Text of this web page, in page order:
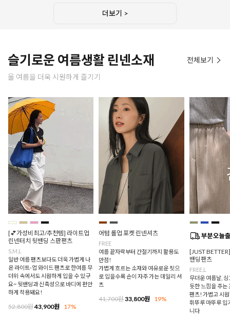
더보기 >
슬기로운 여름생활 린넨소재
올 여름을 더욱 시원하게 즐기기
전체보기
[💕가성비최고/추천템] 라이트업
린넨터치 뒷밴딩 스판팬츠
S,M,L
일반 여름 팬츠보다도 더욱 가볍게 나
온 라이트-업 와이드 팬츠로 한여름 무
더위 속에서도 시원하게 입을 수 있구
요~ 뒷밴딩과 신축성으로 바디에 편안
하게 착용돼요!
52,800원43,900원 17%
어텀 롤업 포켓 린넨셔츠
FREE
여름 끝자락부터 간절기까지 활용도
만점!
가볍게 흐르는 소재와 여유로운 핏으
로 입을수록 손이 자주 가는 데일리 셔
츠
41,700원33,800원 19%
[JUST
밴딩팬츠
FREE,L
무더운 여름날,
듯한 느낌을 주는
팬츠! 가볍고 시
휘뚜루 마뚜루 입
니다